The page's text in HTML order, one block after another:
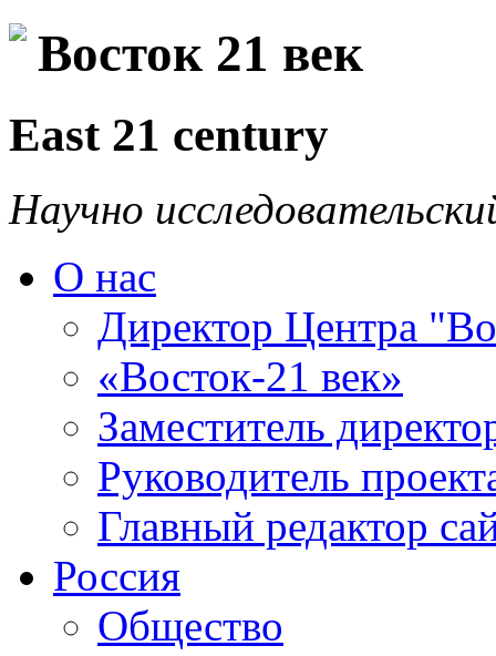
Восток 21 век
East 21 century
Научно
О нас
Директор Центра
«Восток-21 век»
Заместитель
Руководитель
Главный редактор
Россия
Общество